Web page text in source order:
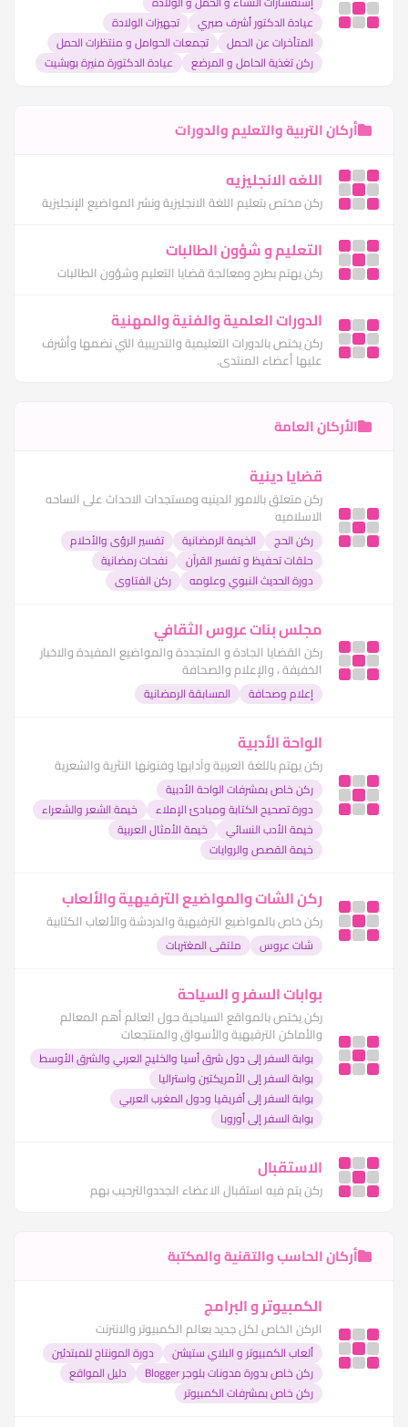
عيادة الدكتور أشرف صبري
تجهيزات الولادة
المتأخرات عن الحمل
تجمعات الحوامل و منتظرات الحمل
ركن تغذية الحامل و المرضع
عيادة الدكتورة منيرة بوبشيت
أركان التربية والتعليم والدورات
اللغه الانجليزيه
ركن مختص بتعليم اللغة الانجليزية ونشر المواضيع الإنجليزية
التعليم و شؤون الطالبات
ركن يهتم بطرح ومعالجة قضايا التعليم وشؤون الطالبات
الدورات العلمية والفنية والمهنية
ركن يختص بالدورات التعليمية والتدريبية التي نضمها وأشرف
عليها أعضاء المنتدى.
الأركان العامة
قضايا دينية
ركن متعلق بالامور الدينيه ومستجدات الاحداث على الساحه
الاسلاميه
ركن الحج الخيمة الرمضانية
تفسير الرؤى والأحلام
حلقات تحفيظ و تفسير القرآن
نفحات رمضانية
دورة الحديث النبوي وعلومه
ركن الفتاوى
مجلس بنات عروس الثقافي
ركن القضايا الجادة و المتجددة والمواضيع المفيدة والاخبار
الخفيفة ، والإعلام والصحافة
إعلام وصحافة المسابقة الرمضانية
الواحة الأدبية
ركن يهتم باللغة العربية وآدابها وفنونها النثرية والشعرية
ركن خاص بمشرفات الواحة الأدبية
دورة تصحيح الكتابة ومبادئ الإملاء
خيمة الشعر والشعراء
خيمة الأدب النسائي
خيمة الأمثال العربية
خيمة القصص والروايات
ركن الشات والمواضيع الترفيهية والألعاب
ركن خاص بالمواضيع الترفيهية والدردشة والألعاب الكتابية
شات عروس ملتقى المغتربات
بوابات السفر و السياحة
ركن يختص بالمواقع السياحية حول العالم أهم المعالم
والأماكن الترفيهية والأسواق والمنتجعات
بوابة السفر إلى دول شرق أسيا والخليج العربي والشرق الأوسط
بوابة السفر إلى الأمريكتين واستراليا
بوابة السفر إلى أفريقيا ودول المغرب العربي
بوابة السفر إلى أوروبا
الاستقبال
ركن يتم فيه استقبال الاعضاء الجددوالترحيب بهم
أركان الحاسب والتقنية والمكتبة
الكمبيوتر و البرامج
الركن الخاص لكل جديد بعالم الكمبيوتر والانترنت
ألعاب الكمبيوتر و البلاي ستيشن
دورة المونتاج للمبتدئين
ركن خاص بدورة مدونات بلوجر Blogger
دليل المواقع
ركن خاص بمشرفات الكمبيوتر